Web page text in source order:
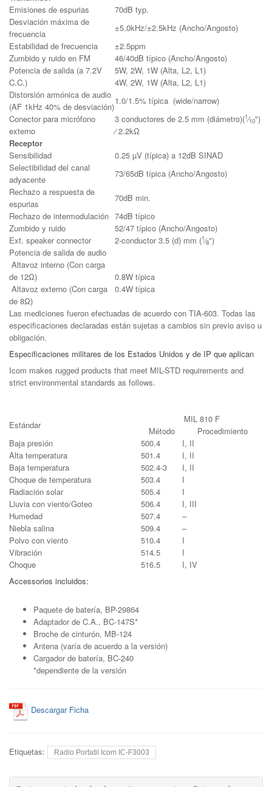
Emisiones de espurias
70dB typ.
Desviación máxima de
frecuencia
±5.0kHz/±2.5kHz (Ancho/Angosto)
Estabilidad de frecuencia
±2.5ppm
Zumbido y ruido en FM
46/40dB típico (Ancho/Angosto)
Potencia de salida (a 7.2V
C.C.)
5W, 2W, 1W (Alta, L2, L1)
4W, 2W, 1W (Alta, L2, L1)
Distorsión armónica de audio
(AF 1kHz 40% de desviación)
1.0/1.5% típica (wide/narrow)
Conector para micrófono
externo
3 conductores de 2.5 mm (diámetro)(1⁄10")
⁄ 2.2kΩ
Receptor
Sensibilidad
0.25 µV (típica) a 12dB SINAD
Selectibilidad del canal
adyacente
73/65dB típica (Ancho/Angosto)
Rechazo a respuesta de
espurias
70dB min.
Rechazo de intermodulación 74dB típico
Zumbido y ruido
52/47 típico (Ancho/Angosto)
Ext. speaker connector
2-conductor 3.5 (d) mm (1⁄8")
Potencia de salida de audio
Altavoz interno (Con carga
de 12Ω)
Altavoz externo (Con carga
de 8Ω)
0.8W típica
0.4W típica
Las mediciones fueron efectuadas de acuerdo con TIA-603. Todas las
especificaciones declaradas están sujetas a cambios sin previo aviso u
obligación.
Especificaciones militares de los Estados Unidos y de IP que aplican
Icom makes rugged products that meet MIL-STD requirements and
strict environmental standards as follows.
Estándar
MIL 810 F
Método
Procedimiento
Baja presión
500.4
I, II
Alta temperatura
501.4
I, II
Baja temperatura
502.4-3
I, II
Choque de temperatura
503.4
I
Radiación solar
505.4
I
Lluvia con viento/Goteo
506.4
I, III
Humedad
507.4
–
Niebla salina
509.4
–
Polvo con viento
510.4
I
Vibración
514.5
I
Choque
516.5
I, IV
Accessorios incluidos:
Paquete de batería, BP-29864
Adaptador de C.A., BC-147S*
Broche de cinturón, MB-124
Antena (varía de acuerdo a la versión)
Cargador de batería, BC-240
*dependiente de la versión
Descargar Ficha
Etiquetas: Radio Portatil Icom IC-F3003